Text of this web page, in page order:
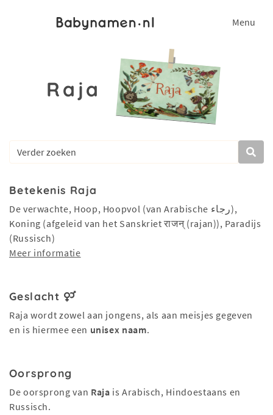
Menu
Raja
Betekenis Raja
De verwachte, Hoop, Hoopvol (van Arabische رجاء),
Koning (afgeleid van het Sanskriet राजन् (rajan)), Paradijs
(Russisch)
Meer informatie
Geslacht
Raja wordt zowel aan jongens, als aan meisjes gegeven
en is hiermee een unisex naam.
Oorsprong
De oorsprong van Raja is Arabisch, Hindoestaans en
Russisch.